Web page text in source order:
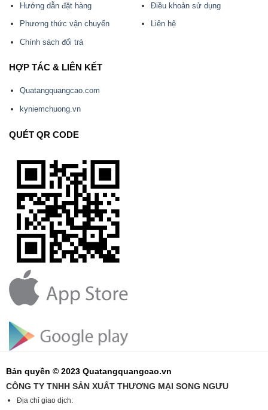
Hướng dẫn đặt hàng
Phương thức vận chuyển
Chính sách đổi trả
Điều khoản sử dụng
Liên hệ
HỢP TÁC & LIÊN KẾT
Quatangquangcao.com
kyniemchuong.vn
QUÉT QR CODE
Bản quyền © 2023 Quatangquangcao.vn
CÔNG TY TNHH SẢN XUẤT THƯƠNG MẠI SONG NGƯU
Địa chỉ giao dịch: